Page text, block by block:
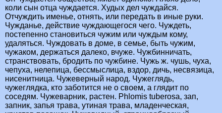
коли сын отца чуждается. Худых дел чуждайся.
Отчуждить именье, отнять, или передать в иные руки.
Чужданье, действие чуждающегося чего. Чуждеть,
постепенно становиться чужим или чуждым кому,
удаляться. Чуждовать в доме, в семье, быть чужим,
чужаком, держаться далеко, вчуже. Чужбинничать,
странствовать, бродить по чужбине. Чужь ж. чушь, чуха,
чепуха, нелепица, бессмыслица, вздор, дичь, несвязица,
нисенитница. Чужеверный народ. Чужеглядь,
чужеглядка, кто заботится не о своем, а глядит по
соседям. Чужеварник, растен. Phlomis tuberosa, зап,
запник, запья трава, утиная трава, младенческая,